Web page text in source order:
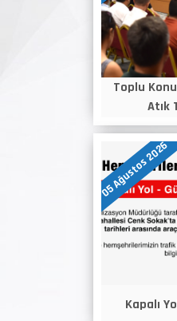
Toplu
Atık
05 Ağustos 2026
Kapalı